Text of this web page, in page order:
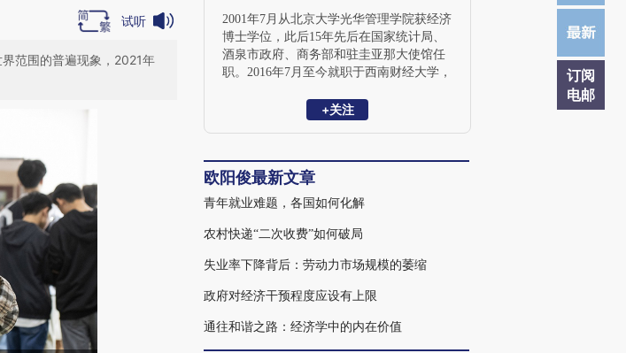
订阅
电邮
试听
范围的普遍现象，2021年
2001年7月从北京大学光华管理学院获经济
博士学位，此后15年先后在国家统计局、
酒泉市政府、商务部和驻圭亚那大使馆任
职。2016年7月至今就职于西南财经大学，
勒比经济金融研究中心主任，开设课程
员会，被选举担任专委会秘书长。当前研
究聚焦于国际经济治理、拉美加勒比研究
和就业促进等三个领域，近年在各类主流
篇。
+关注
欧阳俊最新文章
青年就业难题，各国如何化解
农村快递“二次收费”如何破局
失业率下降背后：劳动力市场规模的萎缩
政府对经济干预程度应设有上限
通往和谐之路：经济学中的内在价值